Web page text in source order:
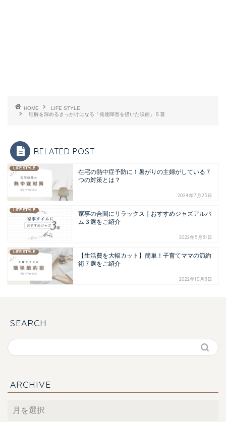
HOME
LIFE STYLE
理解を深めるきっかけになる「発達障害を描いた映画」５選
RELATED POST
LIFE STYLE
在宅の熱中症予防に！暑がりの主婦がしている７
つの対策とは？
2024年7月25日
LIFE STYLE
家事の合間にリラックス｜おすすめジャズアルバ
ム３選をご紹介
2022年5月31日
LIFE STYLE
【生活費を大幅カット】簡単！子育てママの節約
術７選をご紹介
2022年10月3日
SEARCH
ARCHIVE